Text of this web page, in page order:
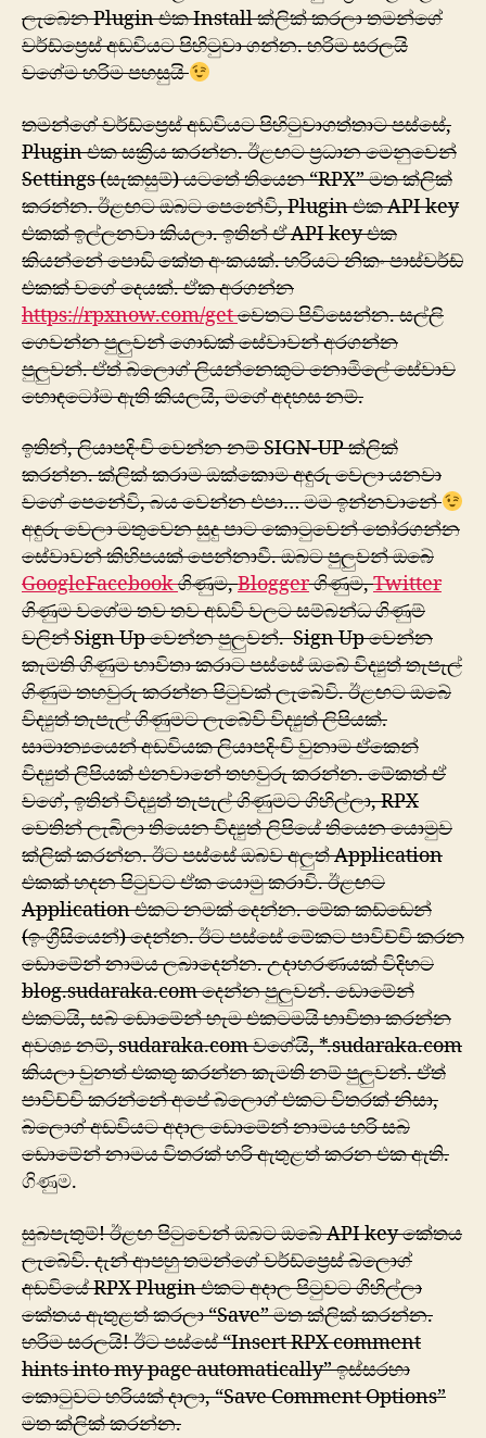
ලැබෙන Plugin එක Install ක්ලික් කරලා තමන්ගේ
වර්ඩ්ප්‍රෙස් අඩවියට පිහිටුවා ගන්න. හරිම සරලයි
වගේම හරිම පහසුයි
තමන්ගේ වර්ඩ්ප්‍රෙස් අඩවියට පිහිටුවාගත්තාට පස්සේ,
Plugin එක සක්‍රිය කරන්න. ඊළඟට ප්‍රධාන මෙනුවෙන්
Settings (සැකසුම්) යටතේ තියෙන “RPX” මත ක්ලික්
කරන්න. ඊළඟට ඔබ‍ට පෙනේවි, Plugin එක API key
එකක් ඉල්ලනවා කියලා. ඉතින් ඒ API key එක
කියන්නේ පොඩි කේත අංකයක්. හරියට නිකං පාස්වර්ඩ්
එකක් වගේ දෙයක්. ඒක අරගන්න
https://rpxnow.com/getවෙතට පිවිසෙන්න. සල්ලි
ගෙවන්න පුලුවන් ගොඩක් සේවාවන් අරගන්න
පුලුවන්. ඒත් බ්ලොග් ලියන්නෙකුට නොමිලේ සේවාව
හොඳටෝම ඇති කියලයි, ‍මගේ අදහස නම්.
ඉතින්, ලියාපදිංචි වෙන්න නම් SIGN-UP ක්ලික්
කරන්න. ක්ලික් කරාම ඔක්කොම අඳුරු වෙලා යනවා
වගේ පෙනේවි, බය වෙන්න එපා… මම ඉන්නවානේ
අඳුරු වෙලා මතුවෙන සුදු පාට කොටුවෙන් තෝරගන්න
සේවාවන් කිහිපයක් පෙන්නාවී. ඔබට පුලුවන් ඔබේ
GoogleFacebookගිණුම,Bloggerගිණුම,Twitter
ගිණුම වගේම තව තව අඩවි වලට සම්බන්ධ ගිණුම්
වලින් Sign Up වෙන්න පුලුවන්. Sign Up වෙන්න
කැමති ගිණුම භාවිතා කරාට පස්සේ ඔබේ විද්‍යුත් තැපැල්
ගිණුම තහවුරු කරන්න පිටුවක් ලැබේවි. ඊළඟට ඔබේ
විද්‍යුත් තැපැල් ගිණුමට ලැබේවි විද්‍යුත් ලිපියක්.
සාමාන්‍යයෙන් අඩවියක ලියාපදිංචි වුනාම ඒකෙන්
‍විද්‍යුත් ලිපියක් එනවානේ තහවුරු කරන්න. මේකත් ඒ
වගේ, ඉතින් විද්‍යුත් තැපැල් ගිණුමට ගිහිල්ලා, RPX
වෙතින් ලැබිලා තියෙන විද්‍යුත් ලිපියේ තියෙන යොමුව
ක්ලික් කරන්න. ඊට පස්සේ ඔබව අලුත් Application
එකක් හදන පිටුවට ඒක යොමු කරාවි. ඊළඟට
Application එකට නමක් දෙන්න. මේක කඩ්ඩෙන්
(ඉංග්‍රීසියෙන්) දෙන්න. ඊට පස්සේ මේකට පාවිච්චි කරන
ඩොමේන් නාමය ලබාදෙන්න. උදාහරණයක් විදිහට
blog.sudaraka.com දෙන්න පුලුවන්. ඩොමේන්
එකටයි, සබ් ඩොමේන් හැම එකටමයි භාවිතා කරන්න
අවශ්‍ය නම්, sudaraka.com වගේයි, *.sudaraka.com
කියලා වුනත් එකතු කරන්න කැමති නම් පුලුවන්. ඒත්
පාවිච්චි කරන්නේ අපේ බ්ලොග් එකට විතරක් නිසා,
බ්ලොග් අඩවියට අදාල ඩොමේන් නාමය හරි සබ්
ඩොමේන් නාමය විතරක් හරි ඇතුළත් කරන එක ඇති.
ගිණුම.
සුබපැතුම්! ඊළඟ පිටුවෙන් ඔබට ඔබේ API key ‍‍කේතය
ලැබේවි. දැන් ආපහු තමන්ගේ වර්ඩ්ප්‍රෙස් බ්ලොග්
අඩවියේ RPX Plugin එකට අදාල පිටුවට ගිහිල්ලා
කේතය ඇතුළත් කරලා “Save” මත ක්ලික් කරන්න.
හරිම සරලයි! ඊට පස්සේ “Insert RPX comment
hints into my page automatically” ඉස්සරහා
‍කොටුවට හරියක් දාලා, “Save Comment Options”
මත ක්ලික් කරන්න.